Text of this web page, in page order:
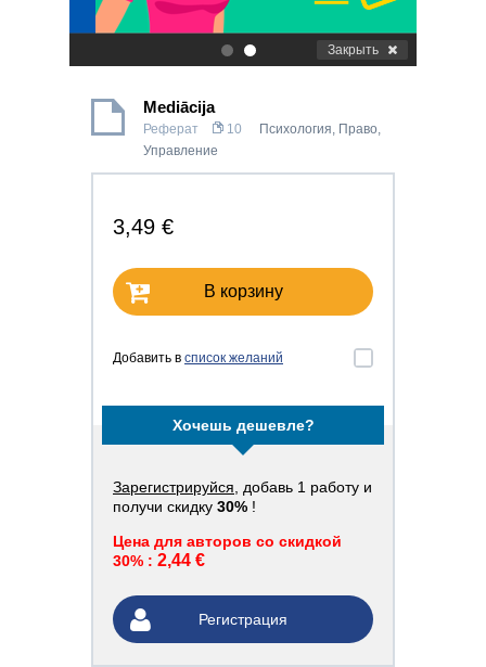
. Закрыть
Mediācija
Реферат 10 Психология, Право,
Управление
3,49 €
В корзину
Добавить в список желаний
Хочешь дешевле?
Зарегистрируйся , добавь 1 работу и
получи скидку 30% !
Цена для авторов со скидкой
30% : 2,44 €
Регистрация